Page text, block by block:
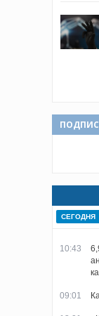
СЕГОДНЯ
10:43
09:01